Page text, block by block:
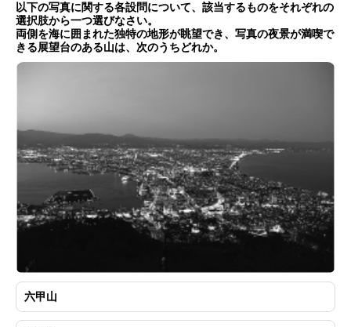
以下の写真に関する各設問について、該当するものをそれぞれの
選択肢から一つ選びなさい。
両側を海に囲まれた独特の地形が眺望でき、写真の夜景が満喫で
きる展望台のある山は、次のうちどれか。
六甲山